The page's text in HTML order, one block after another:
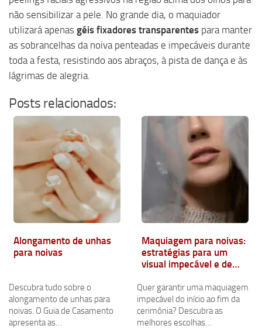
não sensibilizar a pele. No grande dia, o maquiador
utilizará apenas géis fixadores transparentes para manter
as sobrancelhas da noiva penteadas e impecáveis durante
toda a festa, resistindo aos abraços, à pista de dança e às
lágrimas de alegria.
Posts relacionados:
Alongamento de unhas
para noivas
Descubra tudo sobre o
alongamento de unhas para
noivas. O Guia de Casamento
apresenta as…
Maquiagem para noivas:
estratégias para um
visual impecável e de
Quer garantir uma maquiagem
impecável do início ao fim da
cerimônia? Descubra as
melhores escolhas…